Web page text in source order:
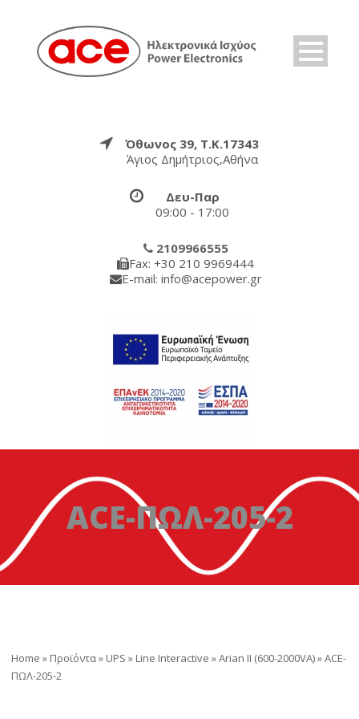
Όθωνος 39, Τ.Κ.17343
Άγιος Δημήτριος,Αθήνα
Δευ-Παρ
09:00 - 17:00
2109966555
Fax: +30 210 9969444
E-mail: info@acepower.gr
ACE-ΠΩΛ-205-2
Home » Προϊόντα» UPS » Line Interactive »Arian II (600-2000VA)»ACE-
ΠΩΛ-205-2